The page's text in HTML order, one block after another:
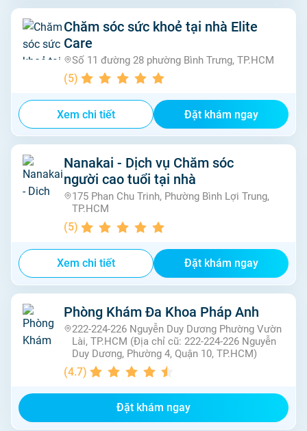
Chăm sóc sức khoẻ tại nhà Elite
Care
Số 11 đường 28 phường Bình Trưng, TP.HCM
(5)
Xem chi tiết Đặt khám ngay
Nanakai - Dịch vụ Chăm sóc
người cao tuổi tại nhà
175 Phan Chu Trinh, Phường Bình Lợi Trung,
TP.HCM
(5)
Xem chi tiết Đặt khám ngay
Phòng Khám Đa Khoa Pháp Anh
222-224-226 Nguyễn Duy Dương Phường Vườn
Lài, TP.HCM (Địa chỉ cũ: 222-224-226 Nguyễn
Duy Dương, Phường 4, Quận 10, TP.HCM)
(4.7)
Đặt khám ngay